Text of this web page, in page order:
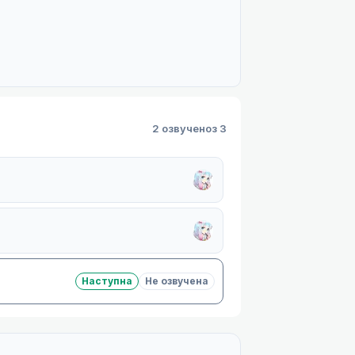
2 озвученоз 3
Наступна Не озвучена